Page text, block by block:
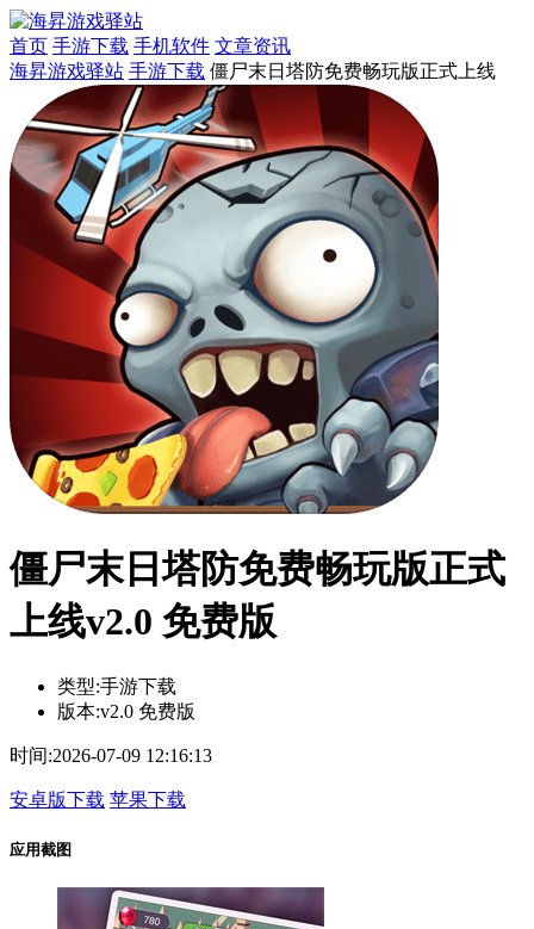
首页 手游下载 手机软件 文章资讯
海昇游戏驿站 手游下载 僵尸末日塔防免费畅玩版正式上线
僵尸末日塔防免费畅玩版正式
上线v2.0 免费版
类型:手游下载
版本:v2.0 免费版
时间:2026-07-09 12:16:13
安卓版下载 苹果下载
应用截图